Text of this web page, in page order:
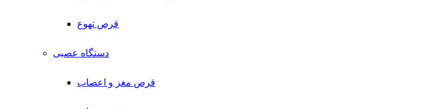
قرص تهوع
دستگاه عصبی
قرص مغز و اعصاب